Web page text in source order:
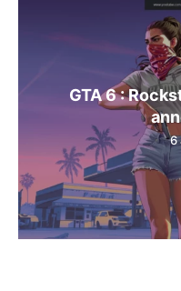
GTA 6 :
6